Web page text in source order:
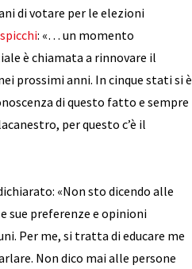
di votare per le elezioni
: «… un momento
è chiamata a rinnovare il
prossimi anni. In cinque stati si è
di questo fatto e sempre
per questo c’è il
«Non sto dicendo alle
sue preferenze e opinioni
Per me, si tratta di educare me
Non dico mai alle persone